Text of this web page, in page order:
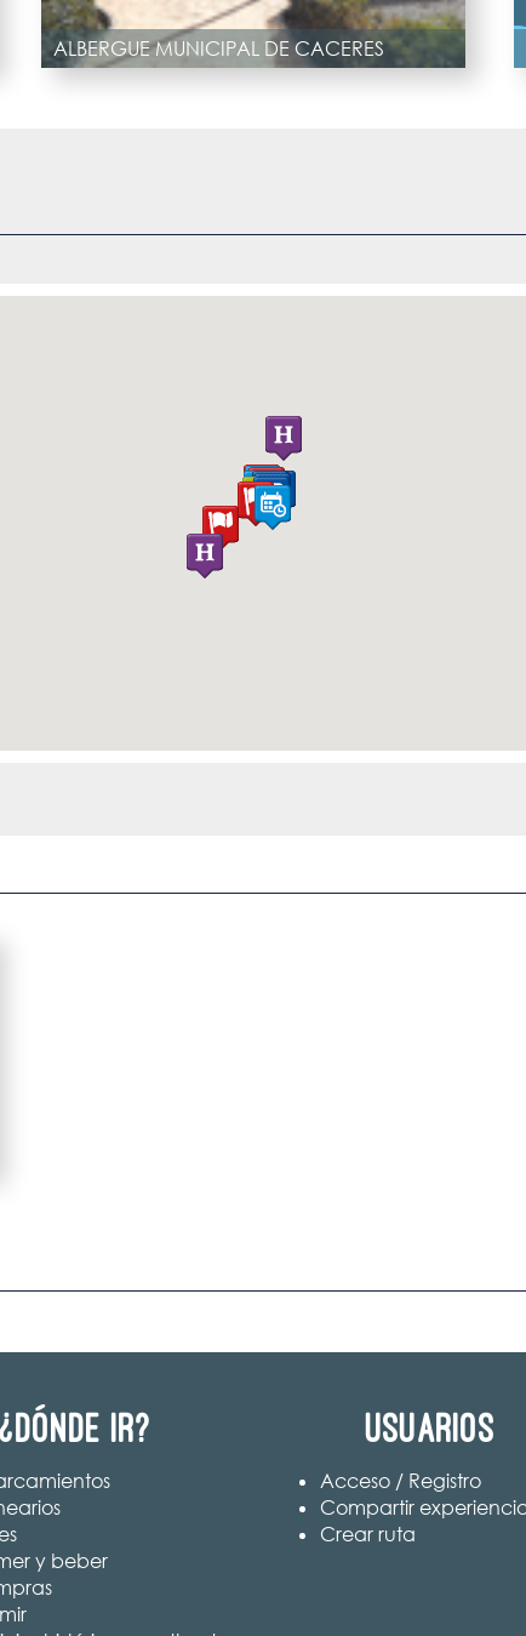
ALBERGUE MUNICIPAL DE CACERES
¿Dónde ir?
y beber
Usuarios
Acceso / Registro
Compartir
Crear ruta